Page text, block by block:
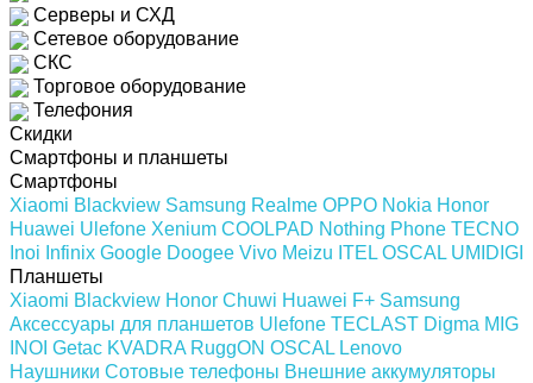
Серверы и СХД
Сетевое оборудование
СКС
Торговое оборудование
Телефония
Скидки
Смартфоны и планшеты
Смартфоны
Xiaomi Blackview Samsung Realme OPPO Nokia Honor
Huawei Ulefone Xenium COOLPAD Nothing Phone TECNO
Inoi Infinix Google Doogee Vivo Meizu ITEL OSCAL UMIDIGI
Планшеты
Xiaomi Blackview Honor Chuwi Huawei F+ Samsung
Аксессуары для планшетов Ulefone TECLAST Digma MIG
INOI Getac KVADRA RuggON OSCAL Lenovo
Наушники Сотовые телефоны Внешние аккумуляторы